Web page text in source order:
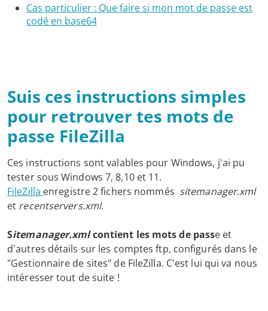
Cas particulier : Que faire si mon mot de passe est
codé en base64
Suis ces instructions simples
pour retrouver tes mots de
passe FileZilla
Ces instructions sont valables pour Windows, j'ai pu
tester sous Windows 7, 8,10 et 11.
FileZilla enregistre 2 fichers nommés sitemanager.xml
et recentservers.xml.
Sitemanager.xmlcontient les mots de passe et
d'autres détails sur les comptes ftp, configurés dans le
"Gestionnaire de sites" de FileZilla. C'est lui qui va nous
intéresser tout de suite !